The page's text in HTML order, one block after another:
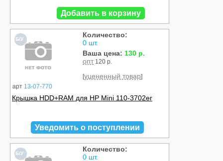
Добавить в корзину
Б/У
арт 13-07-770
Количество:
0 шт.
Ваша цена: 130 р.
опт 120 р.
[уцененный товар]
Крышка HDD+RAM для HP Mini 110-3702er
Уведомить о поступлении
Б/У
Количество:
0 шт.